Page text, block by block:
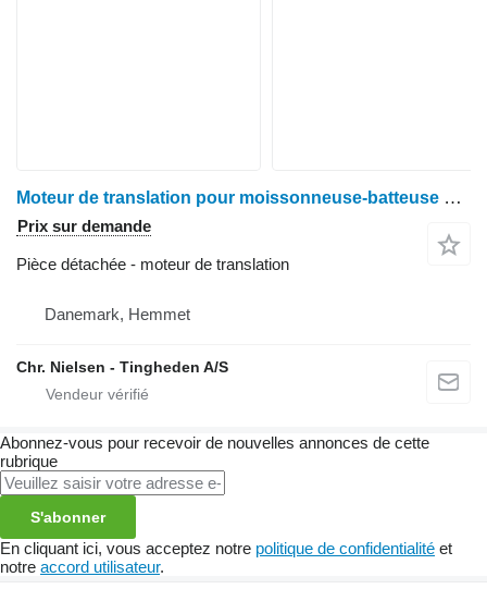
Moteur de translation pour moissonneuse-batteuse Case 8010
Prix sur demande
Pièce détachée - moteur de translation
Danemark, Hemmet
Chr. Nielsen - Tingheden A/S
Abonnez-vous pour recevoir de nouvelles annonces de cette
rubrique
S'abonner
En cliquant ici, vous acceptez notre politique de confidentialité et
notre accord utilisateur.